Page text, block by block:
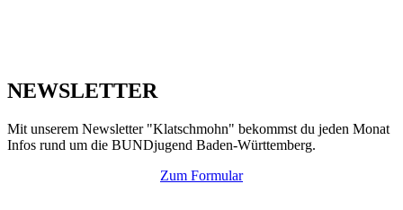
NEWSLETTER
Mit unserem Newsletter "Klatschmohn" bekommst du jeden Monat
Infos rund um die BUNDjugend Baden-Württemberg.
Zum Formular